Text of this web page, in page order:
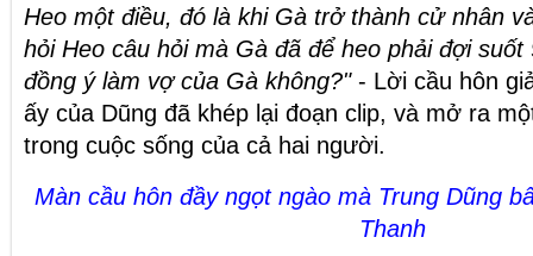
Heo một điều, đó là khi Gà trở thành cử nhân
hỏi Heo câu hỏi mà Gà đã để heo phải đợi
đồng ý làm vợ của Gà không?"- Lời cầu hôn
ấy của Dũng đã khép lại đoạn clip, và mở ra
trong cuộc sống của cả hai người.
Màn cầu hôn đầy ngọt ngào mà Trung Dũng
Thanh